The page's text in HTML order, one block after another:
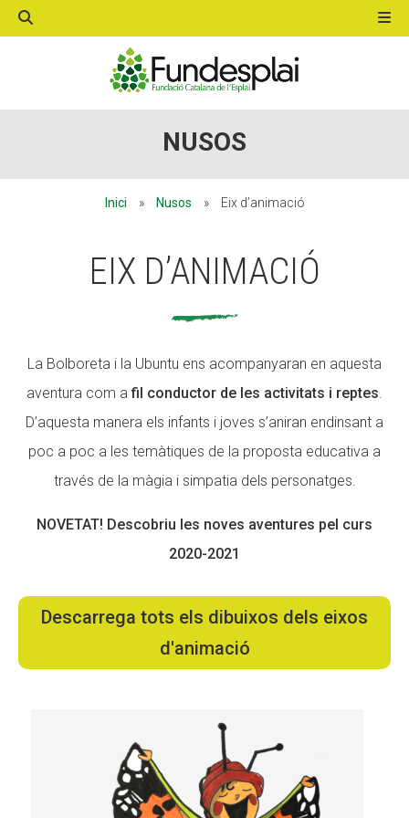
NUSOS
Inici » Nusos » Eix d’animació
EIX D’ANIMACIÓ
La Bolboreta i la Ubuntu ens acompanyaran en aquesta
aventura com afil conductor de les activitats i reptes.
D’aquesta manera els infants i joves s’aniran endinsant a
poc a poc a les temàtiques de la proposta educativa a
través de la màgia i simpatia dels personatges.
NOVETAT! Descobriu les noves aventures pel curs
2020-2021
Descarrega tots els dibuixos dels eixos
d'animació
ACTIVITATS D'ESTIU
MÓN ESCOLAR
ALBERG CENTRE ESPLAI
FORMACIÓ
CASES DE COLÒNIES
ACCIÓ SOCIAL I JOVES
ESPLAIS
SUPORT TERCER SECTOR
ACTIVITATS D'ESTIU
MÓN ESCOLAR
ALBERG CENTRE ESPLAI
FORMACIÓ
CASES DE COLÒNIES
ACCIÓ SOCIAL I JOVES
ESPLAIS
SUPORT TERCER SECTOR